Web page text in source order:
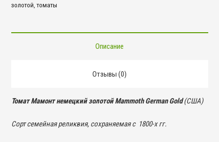
золотой томаты
Описание
Отзывы (0)
Томат Мамонт немецкий золотой Mammoth German Gold(США)
Сорт семейная реликвия, сохраняемая с 1800-х гг.